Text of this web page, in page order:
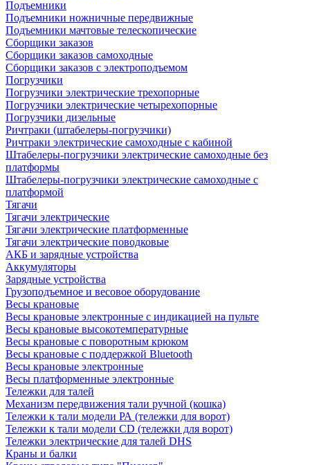
Подъемники
Подъемники ножничные передвижные
Подъемники мачтовые телескопические
Сборщики заказов
Сборщики заказов самоходные
Сборщики заказов с электроподъемом
Погрузчики
Погрузчики электрические трехопорные
Погрузчики электрические четырехопорные
Погрузчики дизельные
Ричтраки (штабелеры-погрузчики)
Ричтраки электрические самоходные с кабиной
Штабелеры-погрузчики электрические самоходные без
платформы
Штабелеры-погрузчики электрические самоходные с
платформой
Тягачи
Тягачи электрические
Тягачи электрические платформенные
Тягачи электрические поводковые
АКБ и зарядные устройства
Аккумуляторы
Зарядные устройства
Грузоподъемное и весовое оборудование
Весы крановые
Весы крановые электронные с индикацией на пульте
Весы крановые высокотемпературные
Весы крановые с поворотным крюком
Весы крановые с поддержкой Bluetooth
Весы крановые электронные
Весы платформенные электронные
Тележки для талей
Механизм передвижения тали ручной (кошка)
Тележки к тали модели РА (тележки для ворот)
Тележки к тали модели CD (тележки для ворот)
Тележки электрические для талей DHS
Краны и балки